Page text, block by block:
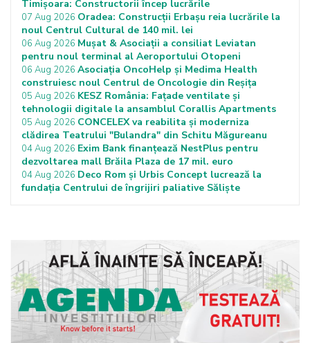
Timișoara: Constructorii încep lucrările
07 Aug 2026 Oradea: Construcții Erbașu reia lucrările la
noul Centrul Cultural de 140 mil. lei
06 Aug 2026 Mușat & Asociații a consiliat Leviatan
pentru noul terminal al Aeroportului Otopeni
06 Aug 2026 Asociația OncoHelp și Medima Health
construiesc noul Centrul de Oncologie din Reșița
05 Aug 2026 KESZ România: Fațade ventilate și
tehnologii digitale la ansamblul Corallis Apartments
05 Aug 2026 CONCELEX va reabilita și moderniza
clădirea Teatrului "Bulandra" din Schitu Măgureanu
04 Aug 2026 Exim Bank finanțează NestPlus pentru
dezvoltarea mall Brăila Plaza de 17 mil. euro
04 Aug 2026 Deco Rom și Urbis Concept lucrează la
fundația Centrului de îngrijiri paliative Săliște